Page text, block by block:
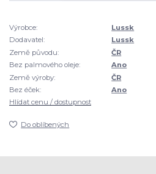
Výrobce:
Lussk
Dodavatel:
Lussk
Země původu:
ČR
Bez palmového oleje:
Ano
Země výroby:
ČR
Bez éček:
Ano
Hlídat cenu / dostupnost
Do oblíbených